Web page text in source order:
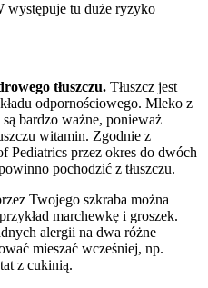
tu duże ryzyko
tłuszczu. Tłuszcz jest
odpornościowego. Mleko z
są bardzo ważne, ponieważ
witamin. Zgodnie z
Pediatrics przez okres do dwóch
pochodzić z tłuszczu.
Twojego szkraba można
marchewkę i groszek.
alergii na dwa różne
mieszać wcześniej, np.
z cukinią.